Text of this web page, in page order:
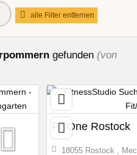
alle Filter entfernen
gefunden (von
Fit/One Rostock
18055 Rostock ,